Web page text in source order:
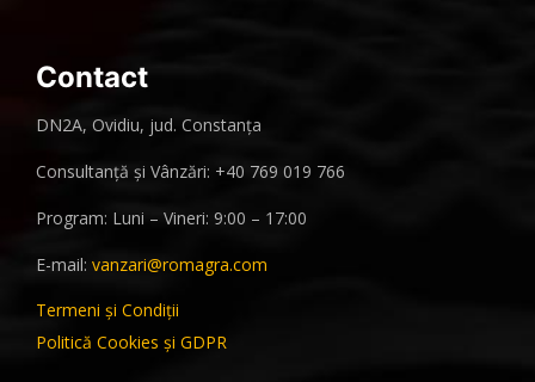
Contact
DN2A, Ovidiu, jud. Constanța
Consultanță și Vânzări: +40 769 019 766
Program: Luni – Vineri: 9:00 – 17:00
E-mail: vanzari@romagra.com
Termeni și Condiții
Politică Cookies și GDPR